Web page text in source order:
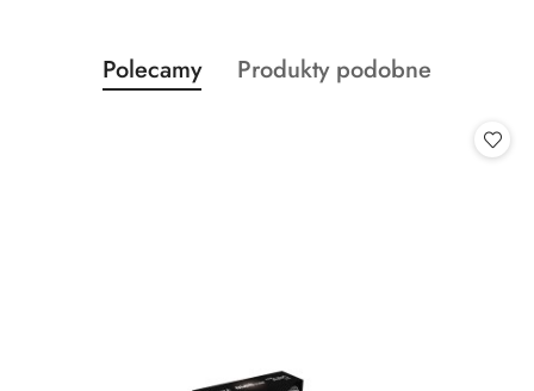
Pomiń karuzelę produktów
Produkty
o
Polecamy
Produkty
Produkty podobne